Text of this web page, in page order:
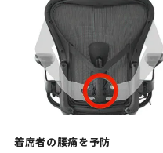
着席者の腰痛を予防